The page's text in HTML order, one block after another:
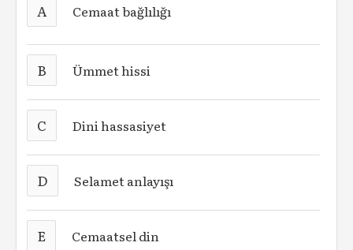
A Cemaat bağlılığı
B Ümmet hissi
C Dini hassasiyet
D Selamet anlayışı
E Cemaatsel din